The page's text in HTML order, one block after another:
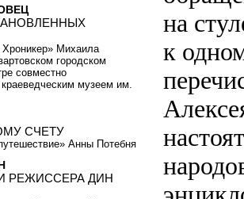
на
к
Михаила
городском
совместно
музеем им.
СЧЕТУ
Анны Потебня
РЕЖИССЕРА ДИН